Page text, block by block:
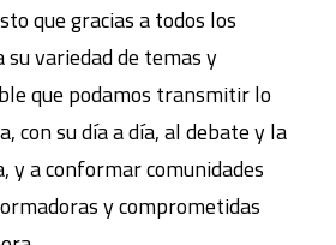
que gracias a todos los
su variedad de temas y
que podamos transmitir lo
con su día a día, al debate y la
y a conformar comunidades
y comprometidas